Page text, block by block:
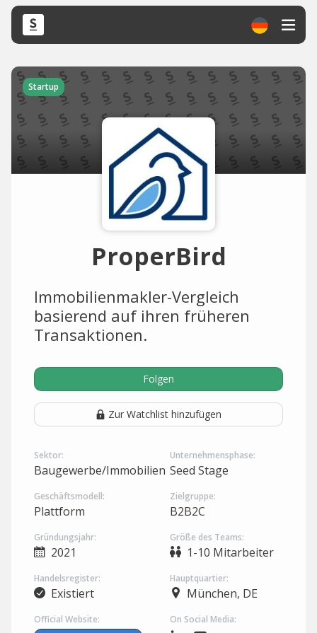
Startup
ProperBird
Immobilienmakler-Vergleich
basierend auf ihren früheren
Transaktionen.
Folgen
Zur Watchlist hinzufügen
Sektor:
Baugewerbe/Immobilien
Unternehmensphase:
Seed Stage
Geschäftsmodell:
Plattform
Zielgruppe:
B2B2C
Gründungsjahr:
2021
Größe des Teams:
1-10 Mitarbeiter
Handelsregister:
Existiert
Hauptquartier:
München, DE
Official Website: On Social Media: